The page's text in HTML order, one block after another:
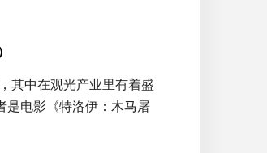
其中在观光产业里有着盛
是电影《特洛伊：木马屠